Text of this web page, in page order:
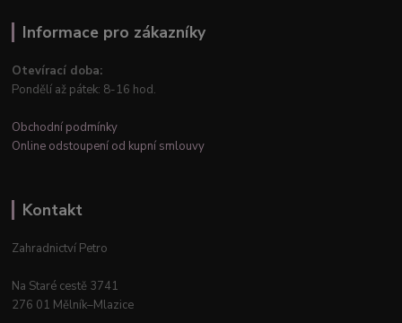
Informace pro zákazníky
Otevírací doba:
Pondělí až pátek: 8-16 hod.
Obchodní podmínky
Online odstoupení od kupní smlouvy
Kontakt
Zahradnictví Petro
Na Staré cestě 3741
276 01 Mělník–Mlazice